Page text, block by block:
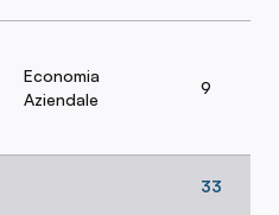
Economia
Aziendale
9
33